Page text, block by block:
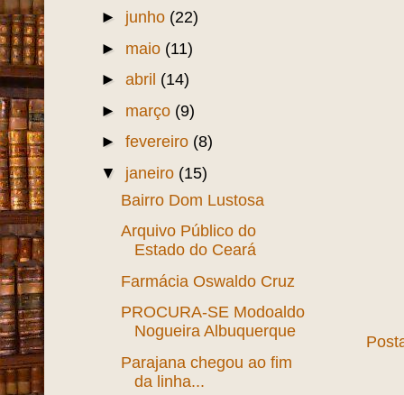
► junho (22)
► maio (11)
► abril (14)
► março (9)
► fevereiro (8)
▼ janeiro (15)
Bairro Dom Lustosa
Arquivo Público do
Estado do Ceará
Farmácia Oswaldo Cruz
PROCURA-SE Modoaldo
Nogueira Albuquerque
Parajana chegou ao fim
da linha...